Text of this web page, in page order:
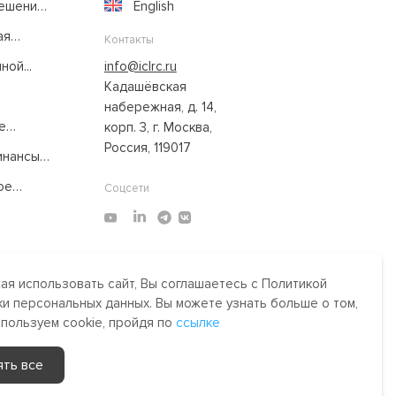
English
Контакты
info@iclrc.ru
Кадашёвская
набережная, д. 14,
корп. 3, г. Москва,
Россия, 119017
Соцсети
Made by Uprising
2021
использовать сайт, Вы соглашаетесь с Политикой
персональных данных. Вы можете узнать больше о том,
cookie, пройдя по ссылке
все